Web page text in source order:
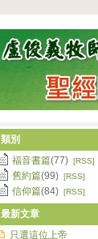
類別
福音書篇(77) [RSS]
舊約篇(99) [RSS]
信仰篇(84) [RSS]
最新文章
只選這位上帝